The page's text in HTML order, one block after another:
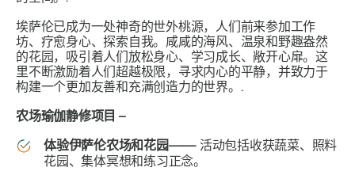
埃萨伦已成为一处神奇的世外桃源，人们前来参加工作
坊、疗愈身心、探索自我。咸咸的海风、温泉和野趣盎然
的花园，吸引着人们放松身心、学习成长、敞开心扉。这
里不断激励着人们超越极限，寻求内心的平静，并致力于
构建一个更加友善和充满创造力的世界。.
农场瑜伽静修项目 –
体验伊萨伦农场和花园—— 活动包括收获蔬菜、照料
花园、集体冥想和练习正念。